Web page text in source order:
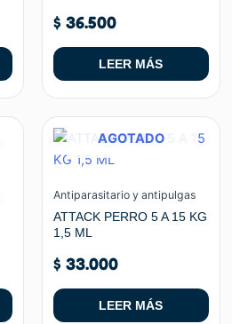
$ 36.500
LEER MÁS
AGOTADO
Antiparasitario y antipulgas
ATTACK PERRO 5 A 15 KG
1,5 ML
$ 33.000
LEER MÁS